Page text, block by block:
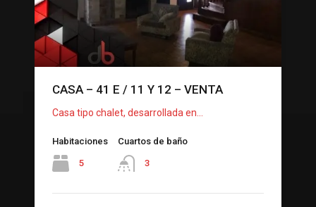
CASA – 41 E / 11 Y 12 – VENTA
Casa tipo chalet, desarrollada en…
Habitaciones
5
Cuartos de baño
3